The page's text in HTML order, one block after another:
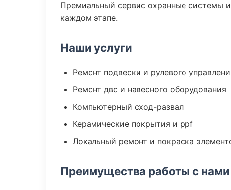
Премиальный сервис охранные системы
каждом этапе.
Наши услуги
Ремонт подвески и рулевого
Ремонт двс и навесного оборудования
Компьютерный сход-развал
Керамические покрытия и ppf
Локальный ремонт и покраска
Преимущества работы с нами